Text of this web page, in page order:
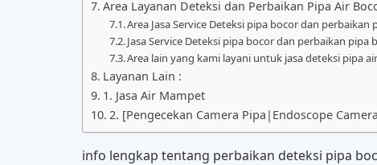
Area Layanan Deteksi dan Perbaikan Pipa Air
Area Jasa Service Deteksi pipa bocor dan perbaikan
Jasa Service Deteksi pipa bocor dan perbaikan pipa
Area lain yang kami layani untuk jasa deteksi pipa
Layanan Lain :
1. Jasa Air Mampet
2. [Pengecekan Camera Pipa|Endoscope
info lengkap tentang perbaikan deteksi pipa